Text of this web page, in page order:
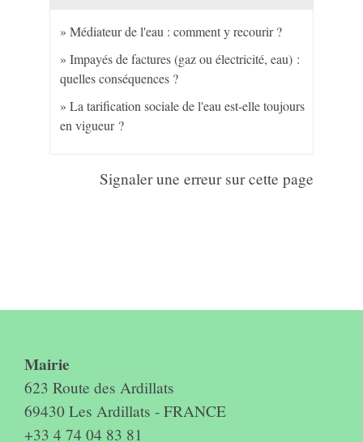
Médiateur de l'eau : comment y recourir ?
Impayés de factures (gaz ou électricité, eau) :
quelles conséquences ?
La tarification sociale de l'eau est-elle toujours
en vigueur ?
Signaler une erreur sur cette page
Mairie
623 Route des Ardillats
69430 Les Ardillats - FRANCE
+33 4 74 04 83 81